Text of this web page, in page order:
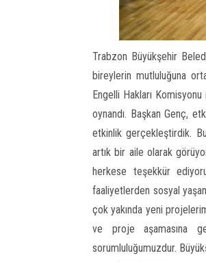
Trabzon Büyükşehir
bireylerin mutluluğuna
Engelli Hakları
oynandı. Başkan Genç,
etkinlik gerçekleştirdik.
artık bir aile olarak
herkese teşekkür
faaliyetlerden sosyal
çok yakında yeni
ve proje aşamasına
sorumluluğumuzdur.